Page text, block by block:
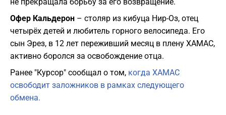
Офер Кальдерон – столяр из кибуца Нир-Оз, отец
четырёх детей и любитель горного велосипеда. Его
сын Эрез, в 12 лет переживший месяц в плену ХАМАС,
активно боролся за освобождение отца.
Ранее "Курсор" сообщал о том, когда ХАМАС
освободит заложников в рамках следующего
обмена.